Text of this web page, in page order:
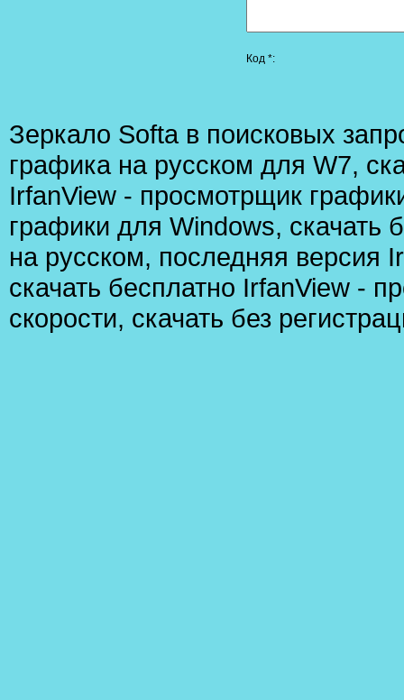
Код *:
Зеркало Softа в поисковых
графика на русском для W7,
IrfanView - просмотрщик
графики для Windows, скачать
на русском, последняя версия
скачать бесплатно IrfanView -
скорости, скачать без